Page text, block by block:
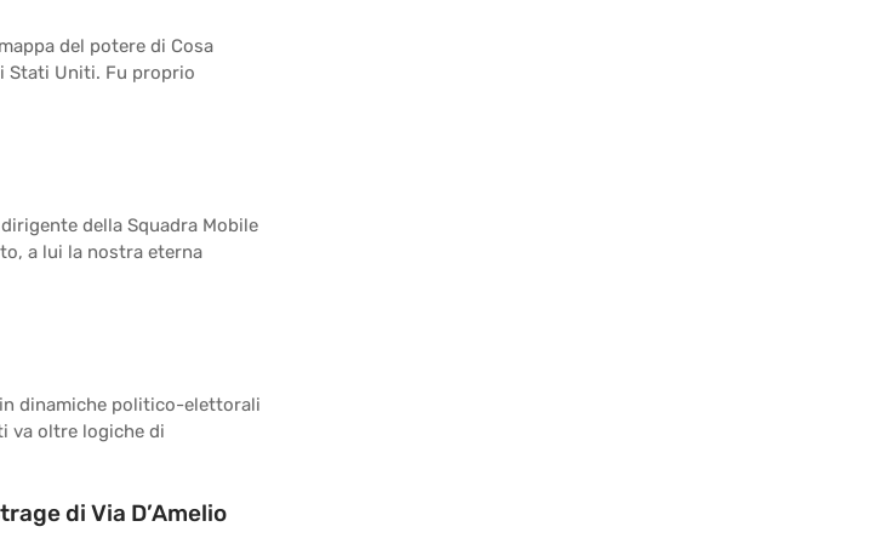
del potere di Cosa
Stati Uniti. Fu proprio
della Squadra Mobile
a lui la nostra eterna
dinamiche politico-elettorali
va oltre logiche di
di Via D’Amelio